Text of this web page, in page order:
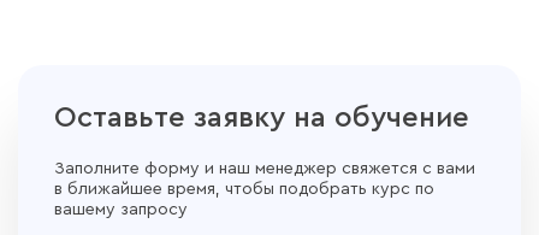
Оставьте заявку на обучение
Заполните форму и наш менеджер свяжется с вами
в ближайшее время, чтобы подобрать курс по
вашему запросу